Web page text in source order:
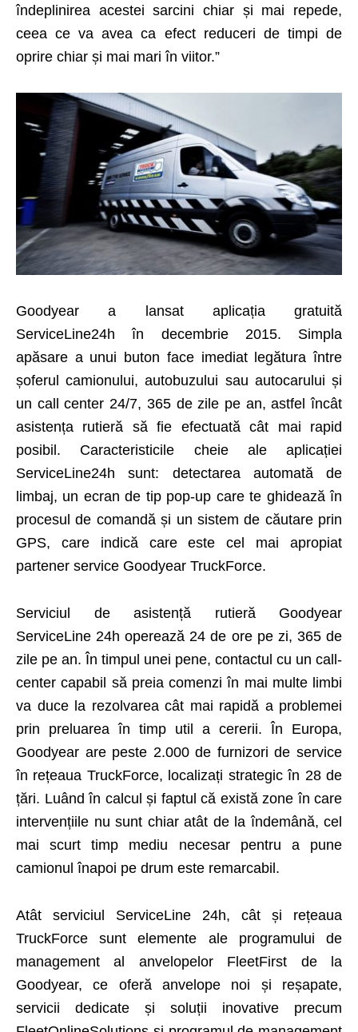
îndeplinirea acestei sarcini chiar și mai repede,
ceea ce va avea ca efect reduceri de timpi de
oprire chiar și mai mari în viitor.”
Goodyear a lansat aplicația gratuită
ServiceLine24h în decembrie 2015. Simpla
apăsare a unui buton face imediat legătura între
șoferul camionului, autobuzului sau autocarului și
un call center 24/7, 365 de zile pe an, astfel încât
asistența rutieră să fie efectuată cât mai rapid
posibil. Caracteristicile cheie ale aplicației
ServiceLine24h sunt: detectarea automată de
limbaj, un ecran de tip pop-up care te ghidează în
procesul de comandă și un sistem de căutare prin
GPS, care indică care este cel mai apropiat
partener service Goodyear TruckForce.
Serviciul de asistență rutieră Goodyear
ServiceLine 24h operează 24 de ore pe zi, 365 de
zile pe an. În timpul unei pene, contactul cu un call-
center capabil să preia comenzi în mai multe limbi
va duce la rezolvarea cât mai rapidă a problemei
prin preluarea în timp util a cererii. În Europa,
Goodyear are peste 2.000 de furnizori de service
în rețeaua TruckForce, localizați strategic în 28 de
țări. Luând în calcul și faptul că există zone în care
intervențiile nu sunt chiar atât de la îndemână, cel
mai scurt timp mediu necesar pentru a pune
camionul înapoi pe drum este remarcabil.
Atât serviciul ServiceLine 24h, cât și rețeaua
TruckForce sunt elemente ale programului de
management al anvelopelor FleetFirst de la
Goodyear, ce oferă anvelope noi și reșapate,
servicii dedicate și soluții inovative precum